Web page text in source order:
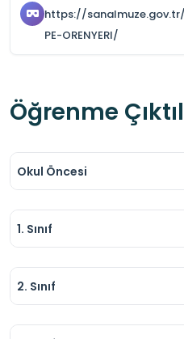
https://sanalmuze.gov.tr/
PE-ORENYERI/
Öğrenme
Okul Öncesi
1. Sınıf
2. Sınıf